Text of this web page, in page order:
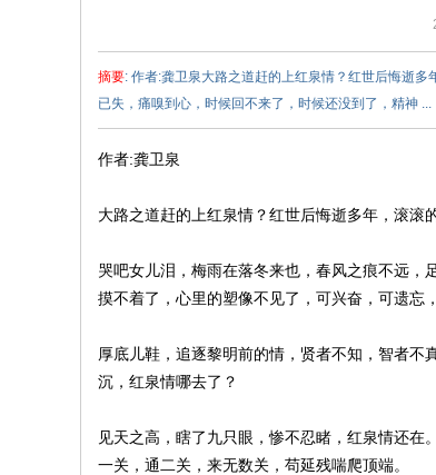
摘要: 作者:龚卫泉大路之道赶的上红泉情？红世后悔逝
已失，痛嗅到心，时候回不来了，时候还没到了，精神 ...
作者:龚卫泉
大路之道赶的上红泉情？红世后悔逝多年，滚滚
哭吧女儿泪，梅雨在落冬来也，春风之痕不远
摸不着了，心里的塑像不见了，可兴奋，可遗忘
厚底儿鞋，追逐黎明前的情，贤者不知，智者
沉，红泉情哪去了？
见天之高，瞎了九只眼，惨不忍睹，红泉情还在。
一关，通二关，来无数关，苟延残喘爬顶端。